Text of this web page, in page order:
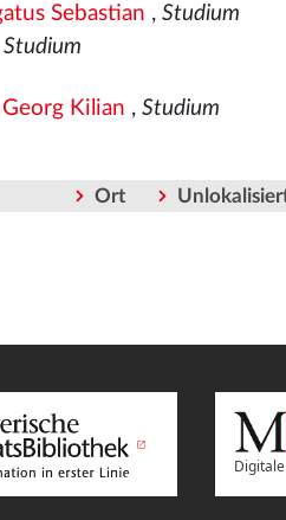
Sebastian ,Studium
Studium
Kilian ,Studium
Ort